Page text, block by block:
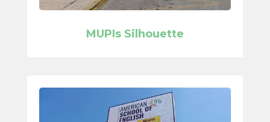
MUPIs Silhouette